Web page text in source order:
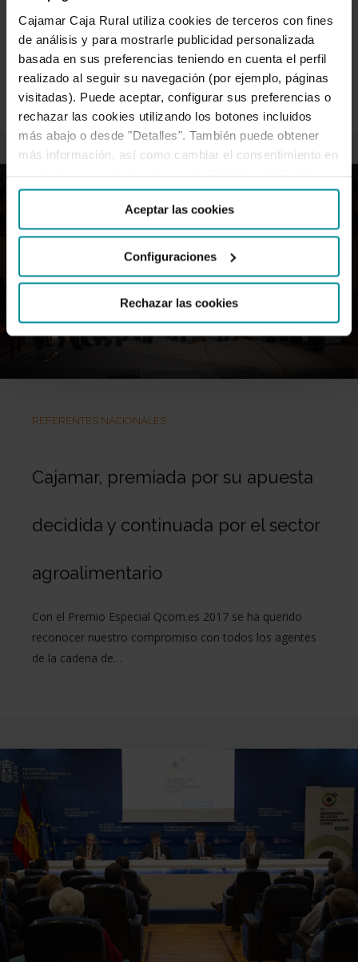
Cajamar Caja Rural utiliza cookies de terceros con fines
de análisis y para mostrarle publicidad personalizada
basada en sus preferencias teniendo en cuenta el perfil
realizado al seguir su navegación (por ejemplo, páginas
visitadas). Puede aceptar, configurar sus preferencias o
rechazar las cookies utilizando los botones incluidos
más abajo o desde "Detalles". También puede obtener
más información, así como cambiar el consentimiento en
Aceptar las cookies
Configuraciones
Rechazar las cookies
El ministro de Agricultura, Luis Planas, y el presidente de
Cajamar, Eduardo Baamonde, han presentado
'Plataforma Tierra', una iniciativa de…
REFERENTES NACIONALES
Cajamar, premiada por su apuesta
decidida y continuada por el sector
agroalimentario
Con el Premio Especial Qcom.es 2017 se ha querido
reconocer nuestro compromiso con todos los agentes
de la cadena de…